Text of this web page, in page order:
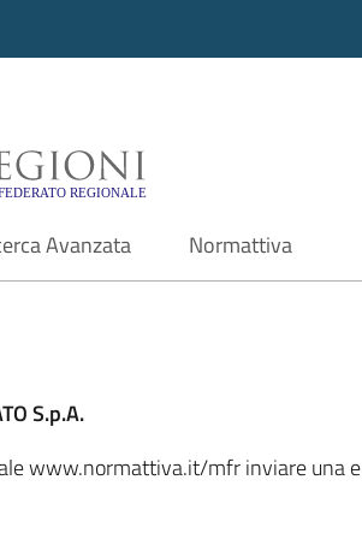
- Motore di
Avanzata Normattiva
S.p.A.
www.normattiva.it/mfr inviare una